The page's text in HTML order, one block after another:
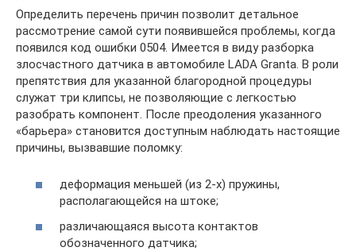
Определить перечень причин позволит детальное
рассмотрение самой сути появившейся проблемы, когда
появился код ошибки 0504. Имеется в виду разборка
злосчастного датчика в автомобиле LADA Granta. В роли
препятствия для указанной благородной процедуры
служат три клипсы, не позволяющие с легкостью
разобрать компонент. После преодоления указанного
«барьера» становится доступным наблюдать настоящие
причины, вызвавшие поломку:
деформация меньшей (из 2-х) пружины,
располагающейся на штоке;
различающаяся высота контактов
обозначенного датчика;